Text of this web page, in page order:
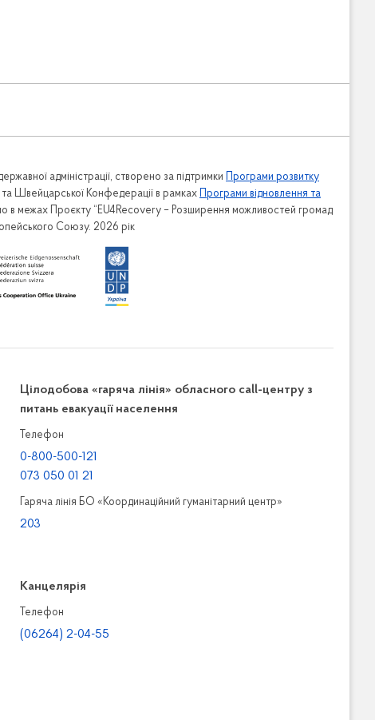
адміністрації, створено за підтримки Програми розвитку
Швейцарської Конфедерації в рамках Програми відновлення та
в межах Проєкту “EU4Recovery – Розширення можливостей громад
Союзу. 2026 рік
Цілодобова «гаряча лінія» обласного call-центру з
питань евакуації населення
Телефон
0-800-500-121
073 050 01 21
Гаряча лінія БО «Координаційний гуманітарний центр»
203
Канцелярiя
Телефон
(06264) 2-04-55